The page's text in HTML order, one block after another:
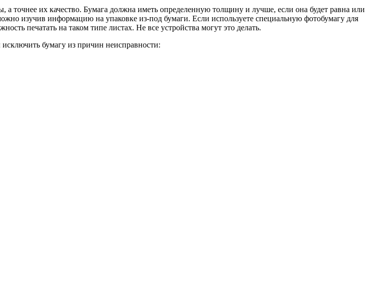
а точнее их качество. Бумага должна иметь определенную толщину и лучше, если она будет равна или
изучив информацию на упаковке из-под бумаги. Если используете специальную фотобумагу для
печатать на таком типе листах. Не все устройства могут это делать.
бумагу из причин неисправности: